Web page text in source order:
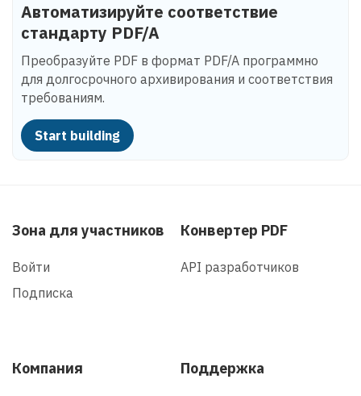
Автоматизируйте соответствие
стандарту PDF/A
Преобразуйте PDF в формат PDF/A программно
для долгосрочного архивирования и соответствия
требованиям.
Start building
Зона для участников
Войти
Подписка
Конвертер PDF
API разработчиков
Компания Поддержка